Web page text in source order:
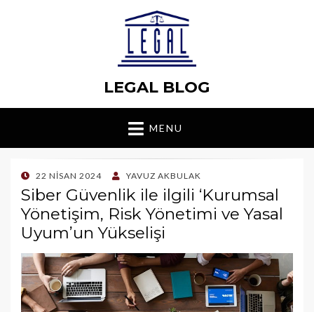
LEGAL BLOG
MENU
POSTED
ON
22 NISAN 2024 YAVUZ AKBULAK
Siber Güvenlik ile ilgili ‘Kurumsal
Yönetişim, Risk Yönetimi ve Yasal
Uyum’un Yükselişi